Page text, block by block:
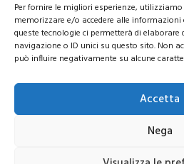
Per fornire le migliori esperienze,
memorizzare e/o accedere alle
queste tecnologie ci permetterà di
navigazione o ID unici su questo sito. Non
può influire negativamente su alcune
Accetta
Nega
Via San Domenico Savio, 6 – 20017
Reg. Tribunale: n. 187 del 29/03/97 |
Web:www.pedagogia.it